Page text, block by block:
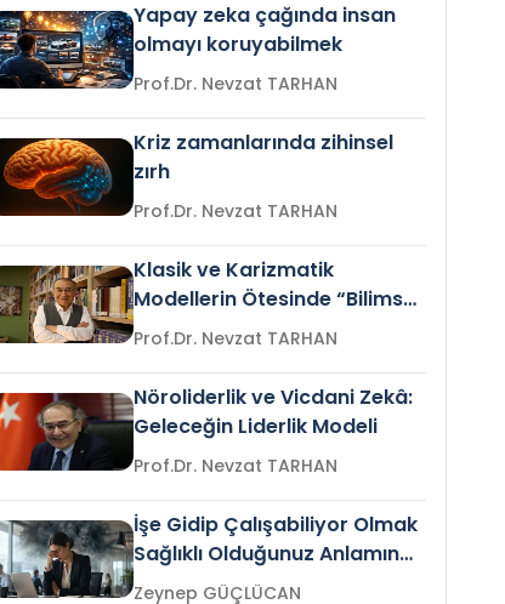
Yapay zeka çağında insan
olmayı koruyabilmek
Prof.Dr. Nevzat TARHAN
Kriz zamanlarında zihinsel
zırh
Prof.Dr. Nevzat TARHAN
Klasik ve Karizmatik
Modellerin Ötesinde “Bilimsel
Liderlik”
Prof.Dr. Nevzat TARHAN
Nöroliderlik ve Vicdani Zekâ:
Geleceğin Liderlik Modeli
Prof.Dr. Nevzat TARHAN
İşe Gidip Çalışabiliyor Olmak
Sağlıklı Olduğunuz Anlamına
Gelir mi?Zeynep GÜÇLÜCAN